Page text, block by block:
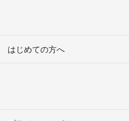
はじめての方へ